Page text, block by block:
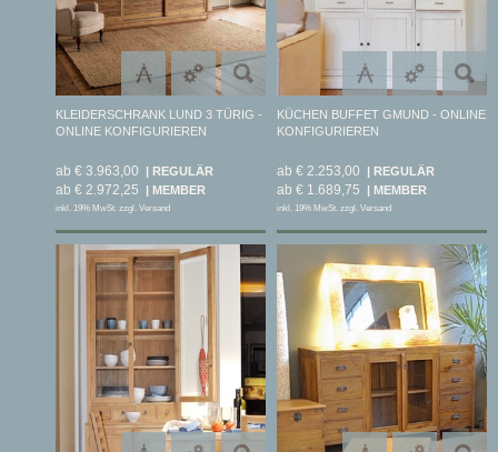
KLEIDERSCHRANK LUND 3 TÜRIG -
ONLINE KONFIGURIEREN
ab € 3.963,00
ab € 2.972,25
inkl. 19% MwSt. zzgl. Versand
KÜCHEN BUFFET GMUND - ONLINE
KONFIGURIEREN
ab € 2.253,00
ab € 1.689,75
inkl. 19% MwSt. zzgl. Versand